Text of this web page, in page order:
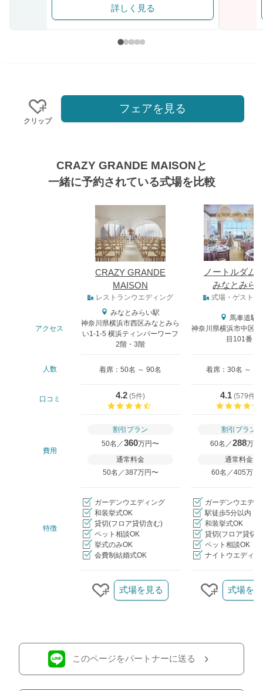
詳しく見る
クリップ
フェアを見る
CRAZY GRANDE MAISONと
一緒に予約されている式場を比較
CRAZY GRANDE
MAISON
ノートルダム
みなとみら
レストランウエディング 式場・ゲストハ
アクセス
みなとみらい駅
神奈川県横浜市西区みなとみら
い1-1-5 横浜ティンバーワーフ
2階・3階
馬車道駅
神奈川県横浜市中区
目101番
人数 着席：50名 ～ 90名 着席：30名 ～
口コミ 4.2 (5件)
4.1 (579件
費用
割引プラン
50名／360万円〜
通常料金
50名／387万円〜
割引プラン
60名／288万円
通常料金
60名／405万円
特徴
ガーデンウエディング
和装挙式OK
貸切(フロア貸切含む)
ペット相談OK
挙式のみOK
会費制結婚式OK
ガーデンウエディ
駅徒歩5分以内
和装挙式OK
貸切(フロア貸切
ペット相談OK
ナイトウエディン
クリップする
式場を見る
クリップ
式場を
このページをパートナーに送る